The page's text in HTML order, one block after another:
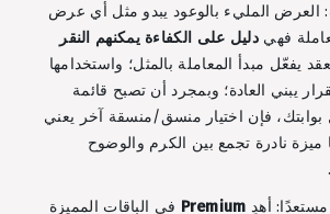
العرض المليء بالوعود يبدو مثل أي عرض
فهي دليل على الكفاءة يمكنهم النقر
يفعّل مبدأ المعاملة بالمثل؛ واستخدامها
يبني العادة؛ وبمجرد أن تصبح قائمة
فإن اختيار منسق/منسقة آخر يعني
ميزة نادرة تجمع بين الكرم والوضوح
أهدِ Premium في الباقات المميزة